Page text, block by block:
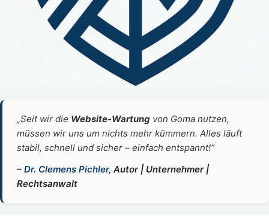
„Seit wir die Website‑Wartung von Goma nutzen,
müssen wir uns um nichts mehr kümmern. Alles läuft
stabil, schnell und sicher – einfach entspannt!“
– Dr. Clemens Pichler, Autor | Unternehmer |
Rechtsanwalt